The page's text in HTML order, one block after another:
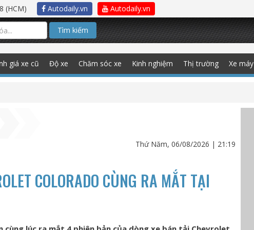
(HCM) Autodaily.vn Autodaily.vn
Tìm kiếm
giá xe cũ Độ xe Chăm sóc xe Kinh nghiệm Thị trường Xe máy
Thứ Năm, 06/08/2026 | 21:19
COLORADO CÙNG RA MẮT TẠI